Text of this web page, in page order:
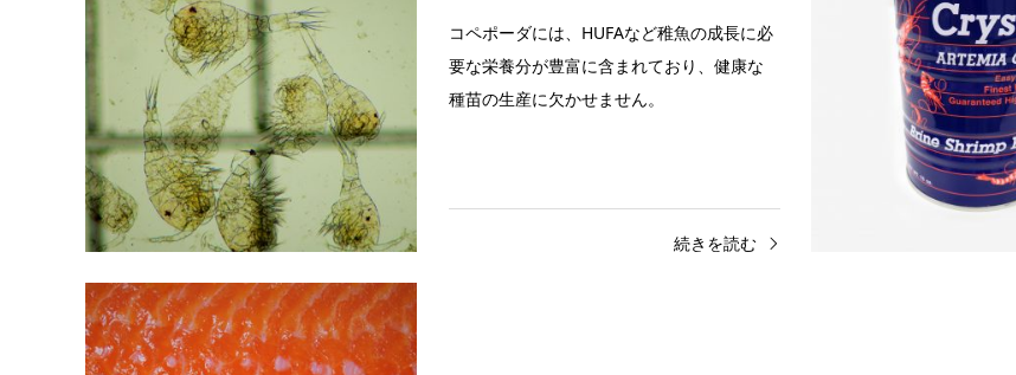
コペポーダには、HUFAなど稚魚の成長に必
要な栄養分が豊富に含まれており、健康な
種苗の生産に欠かせません。
続きを読む